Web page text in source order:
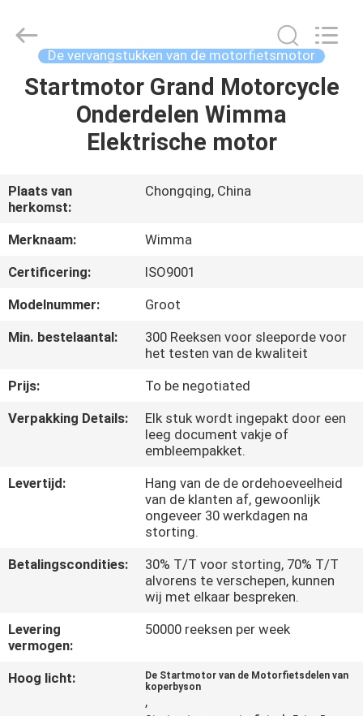
THUIS
PRODUCTEN
VIDEO'S
OVER
ONS
KWALITEITSCONTROLE
NIEUWS
VRAAG
PRIVACYBELEID
Spare
Parts
Reserved.
De vervangstukken van de motorfietsmotor
Startmotor Grand Motorcycle
Onderdelen Wimma
Elektrische motor
Plaats van
herkomst:
Chongqing, China
Merknaam:
Wimma
Certificering:
ISO9001
Modelnummer:
Groot
Min. bestelaantal:
300 Reeksen voor sleeporde voor
het testen van de kwaliteit
Prijs:
To be negotiated
Verpakking Details:
Elk stuk wordt ingepakt door een
leeg document vakje of
embleempakket.
Levertijd:
Hang van de de ordehoeveelheid
van de klanten af, gewoonlijk
ongeveer 30 werkdagen na
storting.
Betalingscondities:
30% T/T voor storting, 70% T/T
alvorens te verschepen, kunnen
wij met elkaar bespreken.
Levering
vermogen:
50000 reeksen per week
Hoog licht:
De Startmotor van de Motorfietsdelen van
koperbyson
,